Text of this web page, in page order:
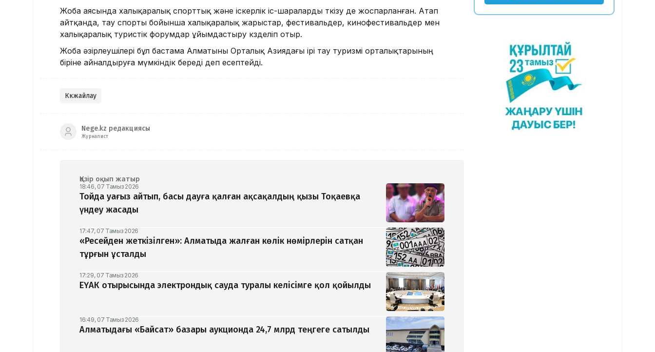
Жоба аясында халықаралық спорттық және іскерлік іс-шараларды өткізу де жоспарланған. Атап
айтқанда, тау спорты бойынша халықаралық жарыстар, фестивальдер, кинофестивальдер мен
халықаралық туристік форумдар ұйымдастыру көзделіп отыр.
Жоба әзірлеушілері бұл бастама Алматыны Орталық Азиядағы ірі тау туризмі орталықтарының
біріне айналдыруға мүмкіндік береді деп есептейді.
Көкжайлау
Nege.kz редакциясы
Журналист
Қазір оқып жатыр
18:46, 07 Тамыз 2026
Тойда уағыз айтып, басы дауға қалған ақсақалдың қызы Тоқаевқа
үндеу жасады
17:47, 07 Тамыз 2026
«Ресейден жеткізілген»: Алматыда жалған көлік нөмірлерін сатқан
тұрғын ұсталды
17:29, 07 Тамыз 2026
ЕҮАК отырысында электрондық сауда туралы келісімге қол қойылды
16:49, 07 Тамыз 2026
Алматыдағы «Байсат» базары аукционда 24,7 млрд теңгеге сатылды